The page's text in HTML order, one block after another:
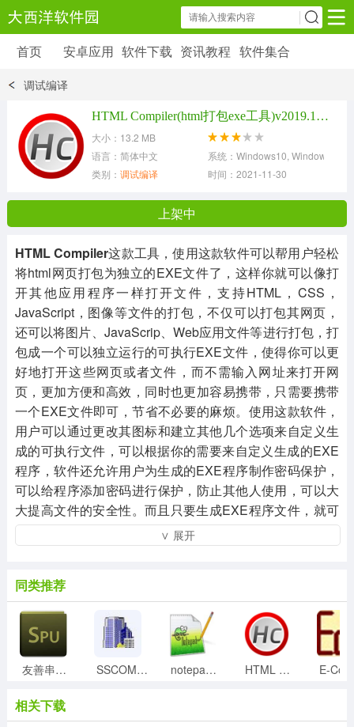
安卓应用 软件下载 资讯教程
6179 款应用
39 款应用
首页 安卓应用 软件下载 资讯教程 软件集合
调试编译
HTML Compiler(html打包exe工具)v2019.1汉化破解版
大小：13.2 MB
语言：简体中文
系统：Windows10, Windows8,
类别： 调试编译 时间：2021-11-30
上架中
HTML Compiler这款工具，使用这款软件可以帮用户轻松
将html网页打包为独立的EXE文件了，这样你就可以像打
开其他应用程序一样打开文件，支持HTML，CSS，
JavaScript，图像等文件的打包，不仅可以打包其网页，
还可以将图片、JavaScrip、Web应用文件等进行打包，打
包成一个可以独立运行的可执行EXE文件，使得你可以更
好地打开这些网页或者文件，而不需输入网址来打开网
页，更加方便和高效，同时也更加容易携带，只需要携带
一个EXE文件即可，节省不必要的麻烦。使用这款软件，
用户可以通过更改其图标和建立其他几个选项来自定义生
成的可执行文件，可以根据你的需要来自定义生成的EXE
程序，软件还允许用户为生成的EXE程序制作密码保护，
可以给程序添加密码进行保护，防止其他人使用，可以大
大提高文件的安全性。而且只要生成EXE程序文件，就可
以即可使用，独立进程操作，非常方便。可以用于制作帮
助文件，交互式电子书，CD界面，教育游戏，销售/宣传
本站提供HTML Compiler 2019.1破解版，是目前新破解
版，安装完成即可免费使用，已集成破解补丁，有需要的
朋友可以下载使用。
∨ 展开
同类推荐
友善串口调试破解版(附注册码) SSCOM串口调试助手v5.13.1绿色免费版 notepad++ 8中文破解版 HTML Compiler(html打包exe工具)v2019.1汉化破解版
相关下载